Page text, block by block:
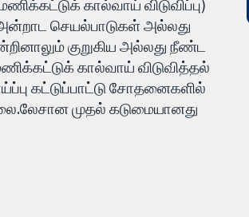
கால்வாய் விடுவிப்பு)
செயல்பாடுகள் அல்லது
குறுகிய அல்லது நீண்ட
கால்வாய் விடுவித்தல்
கட்டுப்பாட்டு சோதனைகளில்
முதல் கடுமையானது